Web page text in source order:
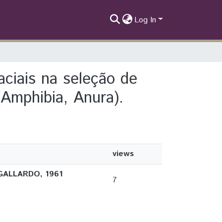
Log In
na seleção de
Anura).
views
1961
7